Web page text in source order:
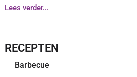
Lees verder...
RECEPTEN
Barbecue